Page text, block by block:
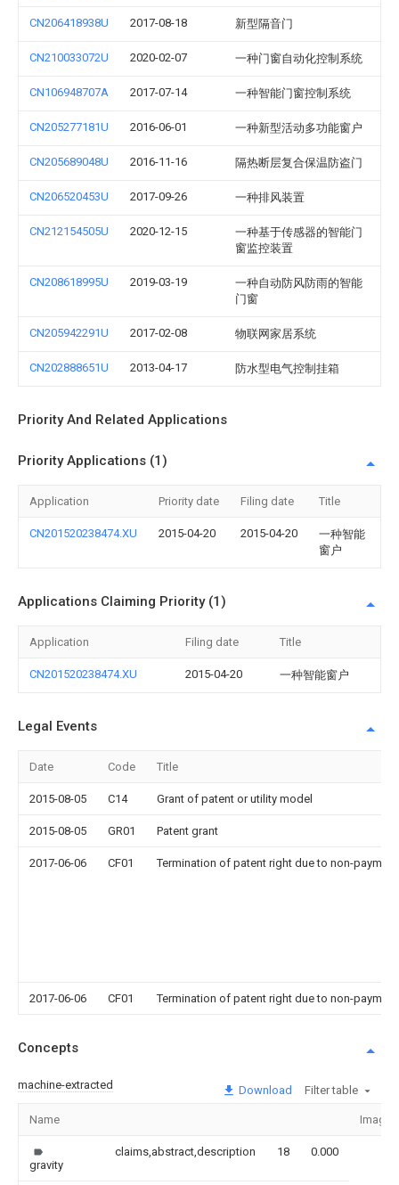
CN206418938U 2017-08-18 新型隔音门
CN210033072U 2020-02-07 一种门窗自动化控制系统
CN106948707A 2017-07-14 一种智能门窗控制系统
CN205277181U 2016-06-01 一种新型活动多功能窗户
CN205689048U 2016-11-16 隔热断层复合保温防盗门
CN206520453U 2017-09-26 一种排风装置
CN212154505U 2020-12-15
一种基于传感器的智能门
窗监控装置
CN208618995U 2019-03-19
一种自动防风防雨的智能
门窗
CN205942291U 2017-02-08 物联网家居系统
CN202888651U 2013-04-17 防水型电气控制挂箱
Priority And Related Applications
Priority Applications (1)
Application Priority date Filing date Title
CN201520238474.XU 2015-04-20 2015-04-20
一种智能
窗户
Applications Claiming Priority (1)
Application Filing date Title
CN201520238474.XU 2015-04-20 一种智能窗户
Legal Events
Date Code Title
2015-08-05 C14 Grant of patent or utility model
2015-08-05 GR01 Patent grant
2017-06-06 CF01 Termination of patent right due to non-
2017-06-06 CF01 Termination of patent right due to non-
Concepts
machine-extracted Download Filter table
Name Image
gravity
claims,abstract,description 18 0.000